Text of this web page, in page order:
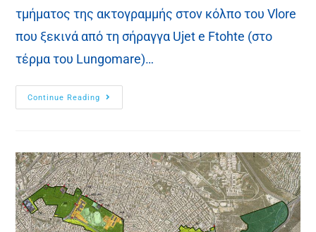
τμήματος της ακτογραμμής στον κόλπο του Vlore
που ξεκινά από τη σήραγγα Ujet e Ftohte (στο
τέρμα του Lungomare)…
Continue Reading